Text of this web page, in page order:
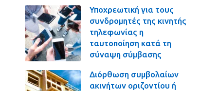
Υποχρεωτική για τους
συνδρομητές της κινητής
τηλεφωνίας η
ταυτοποίηση κατά τη
σύναψη σύμβασης
Διόρθωση συμβολαίων
ακινήτων οριζοντίου ή